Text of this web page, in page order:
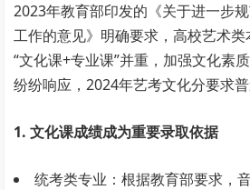
2023年教育部印发的《关于进一步
工作的意见》明确要求，高校艺术
“文化课+专业课”并重，加强文化素
纷纷响应，2024年艺考文化分要求普
1. 文化课成绩成为重要录取依据
统考类专业：根据教育部要求，